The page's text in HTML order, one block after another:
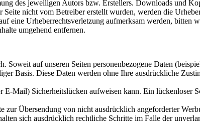
des jeweiligen Autors bzw. Erstellers. Downloads und
nicht vom Betreiber erstellt wurden, werden die
eine Urheberrechtsverletzung aufmerksam werden, bitten
umgehend entfernen.
auf unseren Seiten personenbezogene Daten
Basis. Diese Daten werden ohne Ihre ausdrückliche
Mail) Sicherheitslücken aufweisen kann. Ein lückenloser
Übersendung von nicht ausdrücklich angeforderter
sich ausdrücklich rechtliche Schritte im Falle der